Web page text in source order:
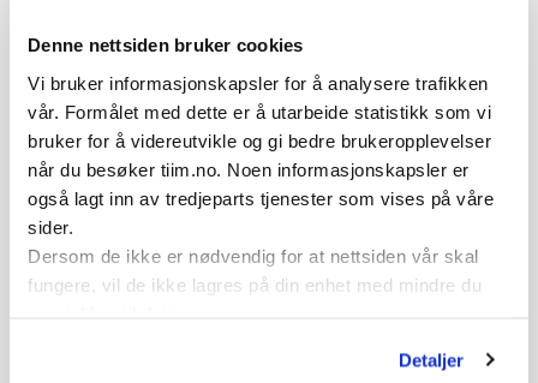
Denne nettsiden bruker cookies
Vi bruker informasjonskapsler for å analysere trafikken
vår. Formålet med dette er å utarbeide statistikk som vi
bruker for å videreutvikle og gi bedre brukeropplevelser
når du besøker tiim.no. Noen informasjonskapsler er
også lagt inn av tredjeparts tjenester som vises på våre
sider.
Dersom de ikke er nødvendig for at nettsiden vår skal
fungere, vil de ikke lagres på din enhet med mindre du
Detaljer
Det anbefales lav vekt i tidlig fase og gradvis øke
1-20 repetisjoner -Ta hyppige pauser og tenk alltid
"Kvalitet over kvantitet" - der kvaliteten (god
kroppskontrol, stor fart og eksplosivitet) i hver
repetisjon du gjør er viktigere enn antall
repetisjoner. "Det er bedre med en bra enn mange
dårlig". Du kan trene dette 2-3 x pr uke. Ikke tren
med sårhet eller smerte.